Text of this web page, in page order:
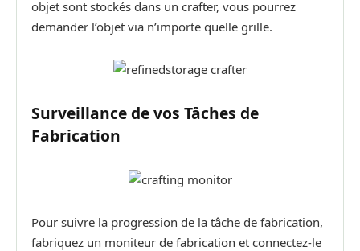
objet sont stockés dans un crafter, vous pourrez
demander l’objet via n’importe quelle grille.
Surveillance de vos Tâches de
Fabrication
Pour suivre la progression de la tâche de fabrication,
fabriquez un moniteur de fabrication et connectez-le